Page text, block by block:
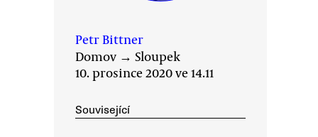
Petr Bittner
Domov → Sloupek
10. prosince 2020 ve 14.11
Související